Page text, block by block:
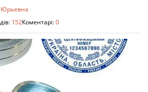
Юрьевна
152Коментарі:0